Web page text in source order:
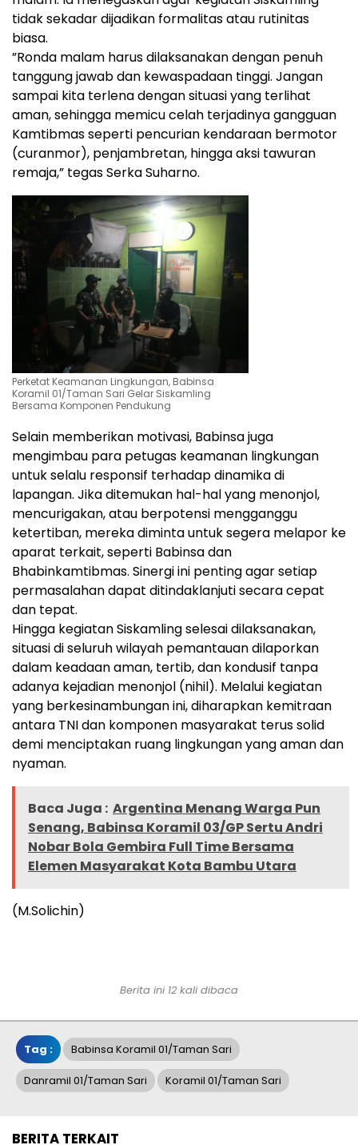
tidak sekadar dijadikan formalitas atau rutinitas
biasa.
​”Ronda malam harus dilaksanakan dengan penuh
tanggung jawab dan kewaspadaan tinggi. Jangan
sampai kita terlena dengan situasi yang terlihat
aman, sehingga memicu celah terjadinya gangguan
Kamtibmas seperti pencurian kendaraan bermotor
(curanmor), penjambretan, hingga aksi tawuran
remaja,” tegas Serka Suharno.
Perketat Keamanan Lingkungan, Babinsa
Koramil 01/Taman Sari Gelar Siskamling
Bersama Komponen Pendukung
​Selain memberikan motivasi, Babinsa juga
mengimbau para petugas keamanan lingkungan
untuk selalu responsif terhadap dinamika di
lapangan. Jika ditemukan hal-hal yang menonjol,
mencurigakan, atau berpotensi mengganggu
ketertiban, mereka diminta untuk segera melapor ke
aparat terkait, seperti Babinsa dan
Bhabinkamtibmas. Sinergi ini penting agar setiap
permasalahan dapat ditindaklanjuti secara cepat
dan tepat.
​Hingga kegiatan Siskamling selesai dilaksanakan,
situasi di seluruh wilayah pemantauan dilaporkan
dalam keadaan aman, tertib, dan kondusif tanpa
adanya kejadian menonjol (nihil). Melalui kegiatan
yang berkesinambungan ini, diharapkan kemitraan
antara TNI dan komponen masyarakat terus solid
demi menciptakan ruang lingkungan yang aman dan
nyaman.
Baca Juga : Argentina Menang Warga Pun
Senang, Babinsa Koramil 03/GP Sertu Andri
Nobar Bola Gembira Full Time Bersama
Elemen Masyarakat Kota Bambu Utara
(M.Solichin)
Berita ini 12 kali dibaca
Tag : Babinsa Koramil 01/Taman Sari
Danramil 01/Taman Sari Koramil 01/Taman Sari
BERITA TERKAIT